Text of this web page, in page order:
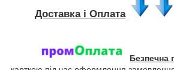
Доставка і Оплата
Безпечна